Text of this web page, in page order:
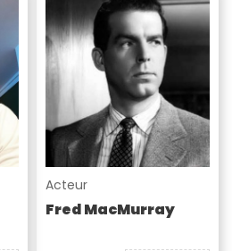
Acteur
Fred MacMurray